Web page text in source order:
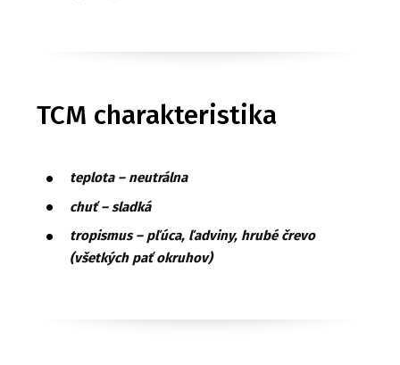
TCM charakteristika
teplota – neutrálna
chuť – sladká
tropismus – pľúca, ľadviny, hrubé črevo
(všetkých pať okruhov)